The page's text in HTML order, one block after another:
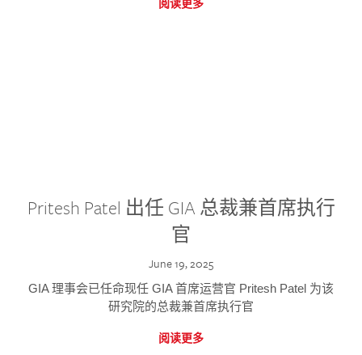
Pritesh Patel 出任 GIA 总裁兼首席执行
官
June 19, 2025
GIA 理事会已任命现任 GIA 首席运营官 Pritesh Patel 为该
研究院的总裁兼首席执行官
阅读更多